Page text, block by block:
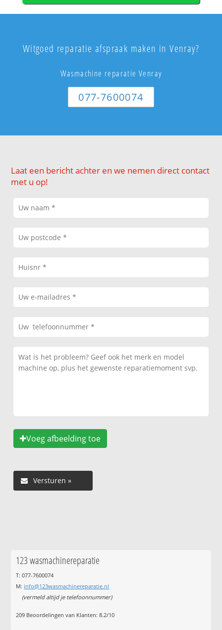
Witgoed reparatie afspraak maken in Venray?
Wasmachine reparatie Venray
077-7600074
Laat een bericht achter en we nemen direct contact
met u op!
Voeg afbeelding toe
123 wasmachinereparatie
T: 077-7600074
M: info@123wasmachinereparatie.nl
(vermeld altijd je telefoonnummer)
209 Beoordelingen van Klanten:8.2/10